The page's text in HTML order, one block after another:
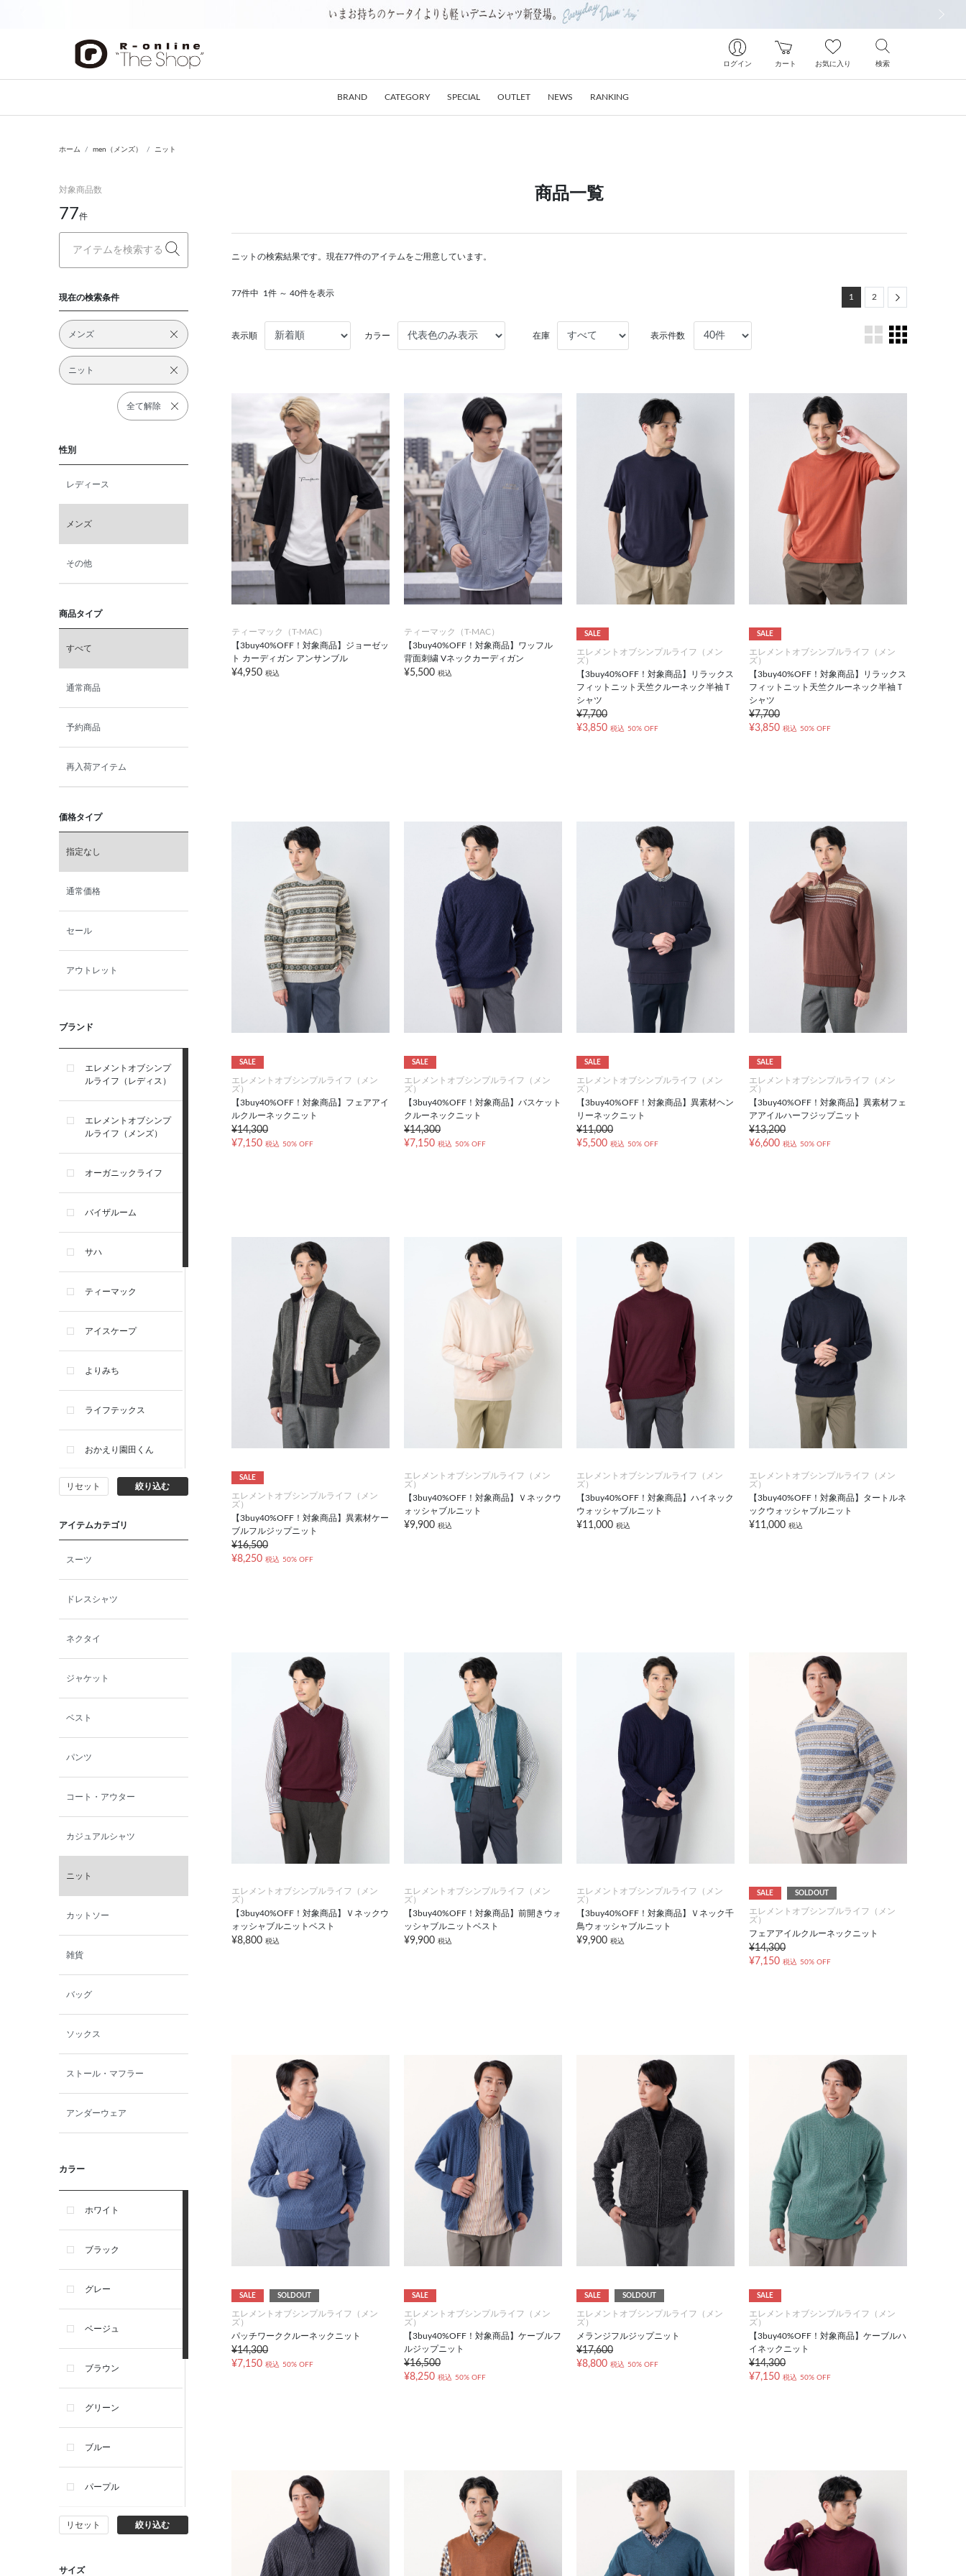
ログイン カート お気に入り 検索
BRAND CATEGORY SPECIAL OUTLET NEWS RANKING
ホーム men（メンズ） ニット
対象商品数
77件
現在の検索条件
メンズ
ニット
全て解除
性別
レディース
メンズ
その他
商品タイプ
すべて
通常商品
予約商品
再入荷アイテム
価格タイプ
指定なし
通常価格
セール
アウトレット
ブランド
エレメントオブシンプ
ルライフ（レディス）
エレメントオブシンプ
ルライフ（メンズ）
オーガニックライフ
バイザルーム
サハ
ティーマック
アイスケープ
よりみち
ライフテックス
おかえり園田くん
ビー・エー・ジー
イヴィスト
ン
西脇シリーズ
小泉革店
シャミー
パーソンズジーンズ
ファインデーション
ローズペッシュ / パル
モンド
リセット 絞り込む
アイテムカテゴリ
スーツ
ドレスシャツ
ネクタイ
ジャケット
ベスト
パンツ
コート・アウター
カジュアルシャツ
ニット
カットソー
雑貨
バッグ
ソックス
ストール・マフラー
アンダーウェア
カラー
ホワイト
ブラック
グレー
ベージュ
ブラウン
グリーン
ブルー
パープル
イエロー
ピンク
リセット 絞り込む
サイズ
商品一覧
ニットの検索結果です。現在77件のアイテムをご用意しています。
77件中 1件 ～ 40件を表示 1 2 Next
表示順 カラー 在庫 表示件数
ティーマック（T-MAC）
【3buy40%OFF！対象商品】ジョーゼッ
ト カーディガン アンサンブル
¥4,950 税込
ティーマック（T-MAC）
【3buy40%OFF！対象商品】ワッフル
背面刺繍 Vネックカーディガン
¥5,500 税込
SALE
エレメントオブシンプルライフ（メン
ズ）
【3buy40%OFF！対象商品】リラックス
フィットニット天竺クルーネック半袖Ｔ
シャツ
¥7,700
¥3,850 税込 50% OFF
SALE
エレメントオブシンプルライフ（メン
ズ）
【3buy40%OFF！対象商品】リラックス
フィットニット天竺クルーネック半袖Ｔ
シャツ
¥7,700
¥3,850 税込 50% OFF
SALE
エレメントオブシンプルライフ（メン
ズ）
【3buy40%OFF！対象商品】フェアアイ
ルクルーネックニット
¥14,300
¥7,150 税込 50% OFF
SALE
エレメントオブシンプルライフ（メン
ズ）
【3buy40%OFF！対象商品】バスケット
クルーネックニット
¥14,300
¥7,150 税込 50% OFF
SALE
エレメントオブシンプルライフ（メン
ズ）
【3buy40%OFF！対象商品】異素材ヘン
リーネックニット
¥11,000
¥5,500 税込 50% OFF
SALE
エレメントオブシンプルライフ（メン
ズ）
【3buy40%OFF！対象商品】異素材フェ
アアイルハーフジップニット
¥13,200
¥6,600 税込 50% OFF
SALE
エレメントオブシンプルライフ（メン
ズ）
【3buy40%OFF！対象商品】異素材ケー
ブルフルジップニット
¥16,500
¥8,250 税込 50% OFF
エレメントオブシンプルライフ（メン
ズ）
【3buy40%OFF！対象商品】Ｖネックウ
ォッシャブルニット
¥9,900 税込
エレメントオブシンプルライフ（メン
ズ）
【3buy40%OFF！対象商品】ハイネック
ウォッシャブルニット
¥11,000 税込
エレメントオブシンプルライフ（メン
ズ）
【3buy40%OFF！対象商品】タートルネ
ックウォッシャブルニット
¥11,000 税込
エレメントオブシンプルライフ（メン
ズ）
【3buy40%OFF！対象商品】Ｖネックウ
ォッシャブルニットベスト
¥8,800 税込
エレメントオブシンプルライフ（メン
ズ）
【3buy40%OFF！対象商品】前開きウォ
ッシャブルニットベスト
¥9,900 税込
エレメントオブシンプルライフ（メン
ズ）
【3buy40%OFF！対象商品】Ｖネック千
鳥ウォッシャブルニット
¥9,900 税込
SALE SOLDOUT
エレメントオブシンプルライフ（メン
ズ）
フェアアイルクルーネックニット
¥14,300
¥7,150 税込 50% OFF
SALE SOLDOUT
エレメントオブシンプルライフ（メン
ズ）
パッチワーククルーネックニット
¥14,300
¥7,150 税込 50% OFF
SALE
エレメントオブシンプルライフ（メン
ズ）
【3buy40%OFF！対象商品】ケーブルフ
ルジップニット
¥16,500
¥8,250 税込 50% OFF
SALE SOLDOUT
エレメントオブシンプルライフ（メン
ズ）
メランジフルジップニット
¥17,600
¥8,800 税込 50% OFF
SALE
エレメントオブシンプルライフ（メン
ズ）
【3buy40%OFF！対象商品】ケーブルハ
イネックニット
¥14,300
¥7,150 税込 50% OFF